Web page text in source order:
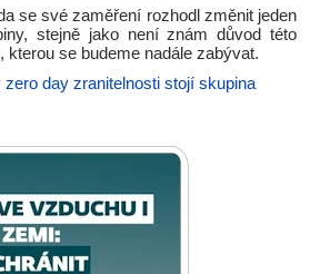
se své zaměření rozhodl změnit jeden
stejně jako není znám důvod této
kterou se budeme nadále zabývat.
zero day zranitelnosti stojí skupina